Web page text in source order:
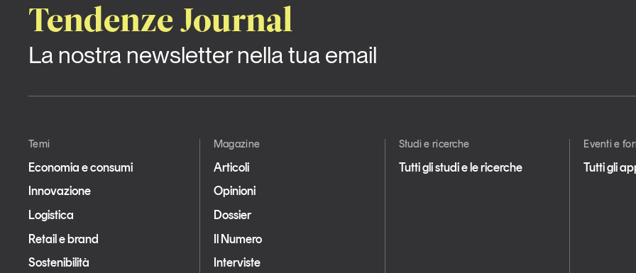
Tendenze Journal
La nostra newsletter nella tua email
Temi
Economia e consumi
Innovazione
Logistica
Retail e brand
Sostenibilità
Magazine
Articoli
Opinioni
Dossier
Il Numero
Interviste
Studi e ricerche
Tutti gli studi e le ricerche
Eventi e
Tutti gli